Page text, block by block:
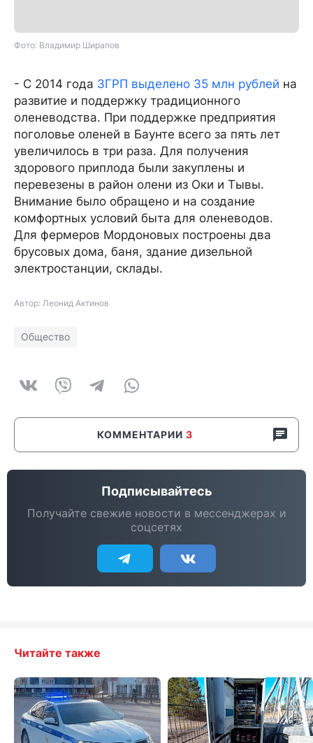
Фото: Владимир Ширапов
- С 2014 года ЗГРП выделено 35 млн рублей на
развитие и поддержку традиционного
оленеводства. При поддержке предприятия
поголовье оленей в Баунте всего за пять лет
увеличилось в три раза. Для получения
здорового приплода были закуплены и
перевезены в район олени из Оки и Тывы.
Внимание было обращено и на создание
комфортных условий быта для оленеводов.
Для фермеров Мордоновых построены два
брусовых дома, баня, здание дизельной
электростанции, склады.
Автор: Леонид Актинов
Общество
КОММЕНТАРИИ 3
Подписывайтесь
Получайте свежие новости в мессенджерах и
соцсетях
Читайте также